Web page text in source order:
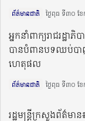
ព័ត៌មានជាតិ ថ្ងៃពុធ ទី៣០ ខែ
អ្នកនាំពាក្យរាជរដ្ឋា
បានបំពានបទឈប់ប
ហេតុផល
ព័ត៌មានជាតិ ថ្ងៃពុធ ទី៣០ ខែ
រដ្ឋមន្រ្តីក្រសួងព័ត៌មា